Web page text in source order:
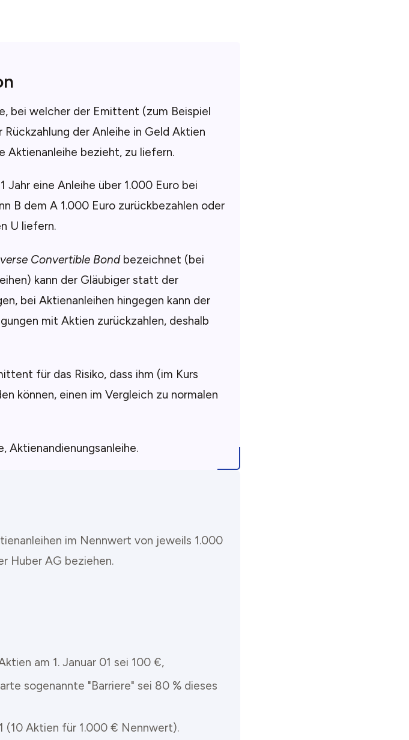
bei welcher der Emittent (zum Beispiel
der Anleihe in Geld Aktien
Aktienanleihe bezieht, zu liefern.
Jahr eine Anleihe über 1.000 Euro bei
B dem A 1.000 Euro zurückbezahlen oder
U liefern.
Convertible Bondbezeichnet (bei
kann der Gläubiger statt der
bei Aktienanleihen hingegen kann der
mit Aktien zurückzahlen, deshalb
für das Risiko, dass ihm (im Kurs
können, einen im Vergleich zu normalen
Aktienandienungsanleihe.
im Nennwert von jeweils 1.000
Huber AG beziehen.
am 1. Januar 01 sei 100 €,
sogenannte "Barriere" sei 80 % dieses
(10 Aktien für 1.000 € Nennwert).